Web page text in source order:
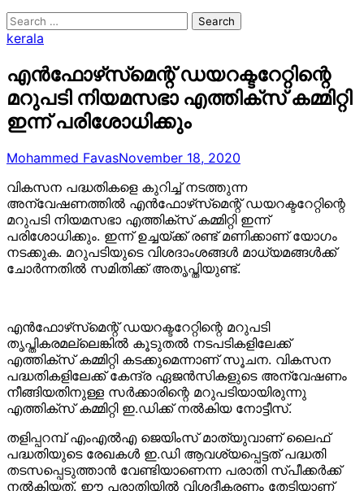
Search
for:
kerala
എന്‍ഫോഴ്‌സ്‌മെന്റ് ഡയറക്ടറേറ്റിന്റെ
മറുപടി നിയമസഭാ എത്തിക്‌സ് കമ്മിറ്റി
ഇന്ന് പരിശോധിക്കും
Mohammed FavasNovember 18, 2020
വികസന പദ്ധതികളെ കുറിച്ച് നടത്തുന്ന
അന്വേഷണത്തില്‍ എന്‍ഫോഴ്‌സ്‌മെന്റ് ഡയറക്ടറേറ്റിന്റെ
മറുപടി നിയമസഭാ എത്തിക്‌സ് കമ്മിറ്റി ഇന്ന്
പരിശോധിക്കും. ഇന്ന് ഉച്ചയ്ക്ക് രണ്ട് മണിക്കാണ് യോഗം
നടക്കുക. മറുപടിയുടെ വിശദാംശങ്ങള്‍ മാധ്യമങ്ങള്‍ക്ക്
ചോര്‍ന്നതില്‍ സമിതിക്ക് അതൃപ്തിയുണ്ട്.
എന്‍ഫോഴ്‌സ്‌മെന്റ് ഡയറക്ടറേറ്റിന്റെ മറുപടി
തൃപ്തികരമല്ലെങ്കില്‍ കൂടുതല്‍ നടപടികളിലേക്ക്
എത്തിക്‌സ് കമ്മിറ്റി കടക്കുമെന്നാണ് സൂചന. വികസന
പദ്ധതികളിലേക്ക് കേന്ദ്ര ഏജന്‍സികളുടെ അന്വേഷണം
നീങ്ങിയതിനുള്ള സര്‍ക്കാരിന്റെ മറുപടിയായിരുന്നു
എത്തിക്‌സ് കമ്മിറ്റി ഇ.ഡിക്ക് നല്‍കിയ നോട്ടീസ്.
തളിപ്പറമ്പ് എംഎല്‍എ ജെയിംസ് മാത്യുവാണ് ലൈഫ്
പദ്ധതിയുടെ രേഖകള്‍ ഇ.ഡി ആവശ്യപ്പെട്ടത് പദ്ധതി
തടസപ്പെടുത്താന്‍ വേണ്ടിയാണെന്ന പരാതി സ്പീക്കര്‍ക്ക്
നല്‍കിയത്. ഈ പരാതിയില്‍ വിശദീകരണം തേടിയാണ്